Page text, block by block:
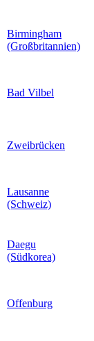
Birmingham
(Großbritannien)
Bad Vilbel
Zweibrücken
Lausanne
(Schweiz)
Daegu
(Südkorea)
Offenburg